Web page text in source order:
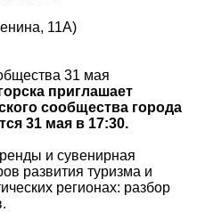
11А)
приглашает
сообщества города
31 мая в 17:30.
и сувенирная
развития туризма и
регионах: разбор